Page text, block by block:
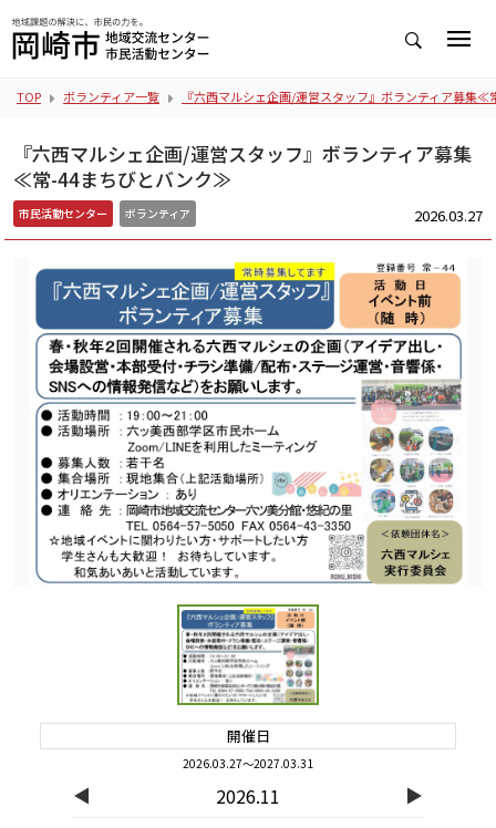
TOP ボランティア一覧 『六西マルシェ企画/運営スタッフ』ボランティア募集
『六西マルシェ企画/運営スタッフ』ボランティア募集
≪常-44まちびとバンク≫
市民活動センター ボランティア 2026.03.27
開催日
2026.03.27～2027.03.31
◀ 2026.11 ▶